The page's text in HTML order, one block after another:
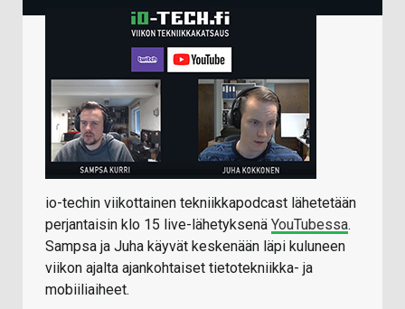
io-techin viikottainen tekniikkapodcast lähetetään
perjantaisin klo 15 live-lähetyksenä YouTubessa.
Sampsa ja Juha käyvät keskenään läpi kuluneen
viikon ajalta ajankohtaiset tietotekniikka- ja
mobiiliaiheet.